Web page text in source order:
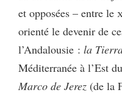
et opposées – entre le
orienté le devenir de
l’Andalousie : la
Méditerranée à l’Est
Marco de Jerez (de la